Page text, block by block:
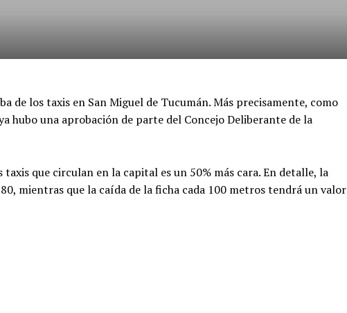
de los taxis en San Miguel de Tucumán. Más precisamente, como
hubo una aprobación de parte del Concejo Deliberante de la
que circulan en la capital es un 50% más cara. En detalle, la
mientras que la caída de la ficha cada 100 metros tendrá un valor